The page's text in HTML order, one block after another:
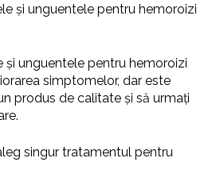
și unguentele pentru hemoroizi
și unguentele pentru hemoroizi
simptomelor, dar este
produs de calitate și să urmați
singur tratamentul pentru